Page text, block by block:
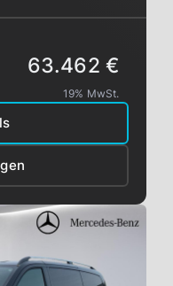
63.462 €
19% MwSt.